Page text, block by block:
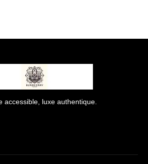
accessible, luxe authentique.